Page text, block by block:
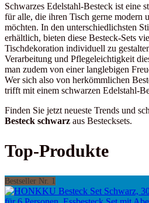
Schwarzes Edelstahl-Besteck ist eine
für alle, die ihren Tisch gerne modern
möchten. In den unterschiedlichsten
erhältlich, bieten diese Besteck-Sets
Tischdekoration individuell zu
Verarbeitung und Pflegeleichtigkeit
man zudem von einer langlebigen
Wer sich also von herkömmlichen
trifft mit einem schwarzen Edelstahl-
Finden Sie jetzt neueste Trends und
Besteck schwarz aus Bestecksets.
Top-Produkte
Bestseller Nr. 1